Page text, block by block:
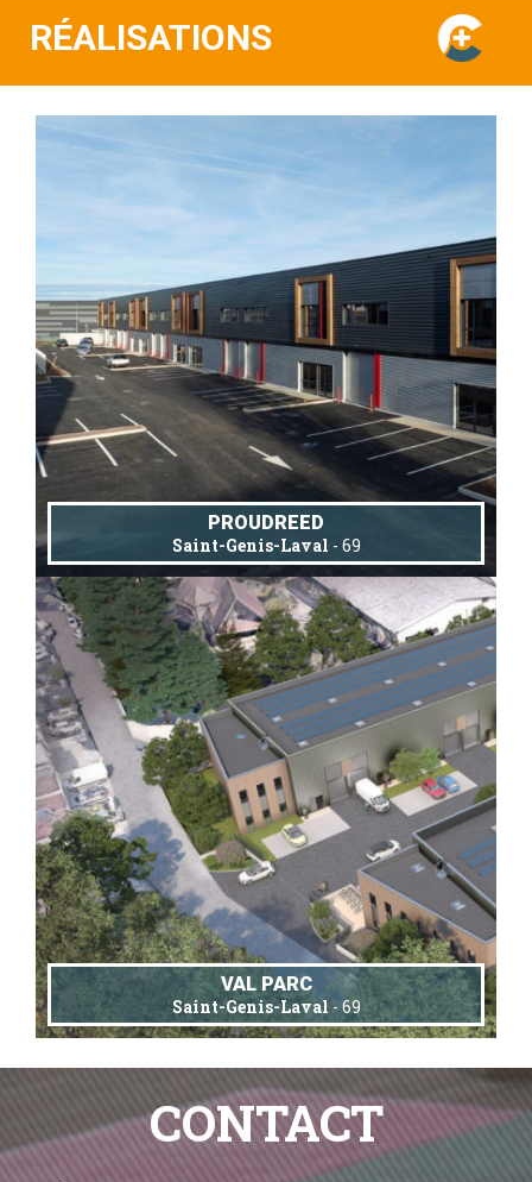
RÉALISATIONS
PROUDREED
Saint-Genis-Laval - 69
VAL PARC
Saint-Genis-Laval- 69
CONTACT